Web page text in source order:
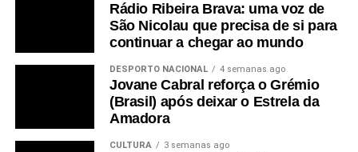
Rádio Ribeira Brava: uma voz de
São Nicolau que precisa de si para
continuar a chegar ao mundo
DESPORTO NACIONAL 4 semanas ago
Jovane Cabral reforça o Grémio
(Brasil) após deixar o Estrela da
Amadora
CULTURA 3 semanas ago